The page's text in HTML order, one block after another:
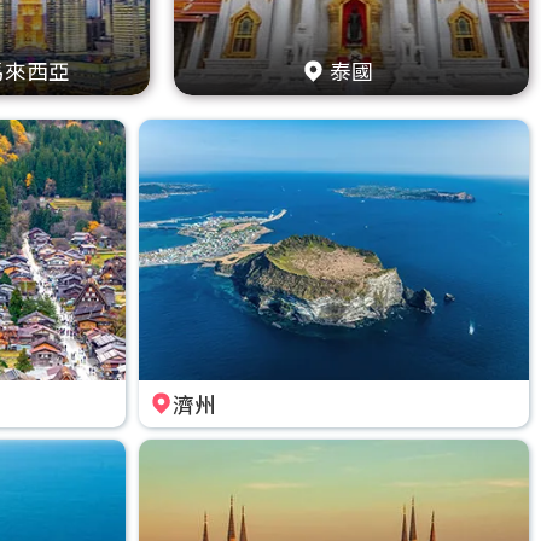
西亞 泰國
濟州